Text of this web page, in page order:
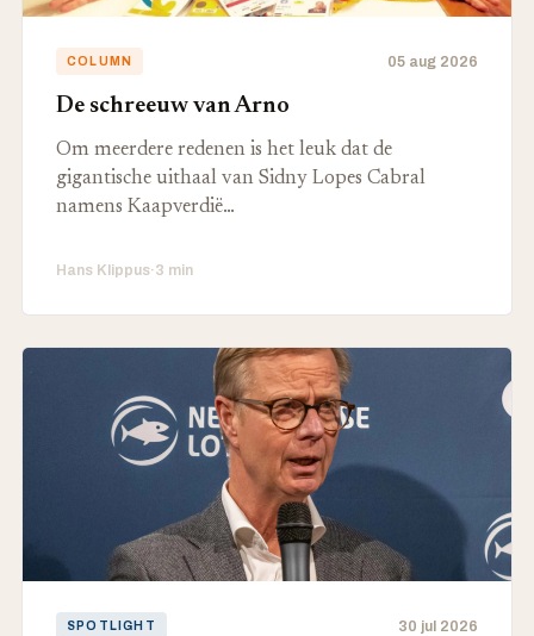
COLUMN 05 aug 2026
De schreeuw van Arno
Om meerdere redenen is het leuk dat de
gigantische uithaal van Sidny Lopes Cabral
namens Kaapverdië…
Hans Klippus·3 min
SPOTLIGHT 30 jul 2026